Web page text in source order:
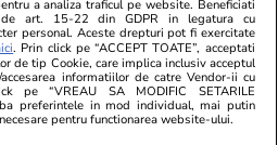
sa de Washington în
cu o dependență similară
trebuie să se
a analiza traficul pe website. Beneficiati
art. 15-22 din GDPR in legatura cu
personal. Aceste drepturi pot fi exercitate
. Prin click pe “ACCEPT TOATE”, acceptati
de tip Cookie, care implica inclusiv acceptul
informatiilor de catre Vendor-ii cu
pe “VREAU SA MODIFIC SETARILE
preferintele in mod individual, mai putin
pentru functionarea website-ului.